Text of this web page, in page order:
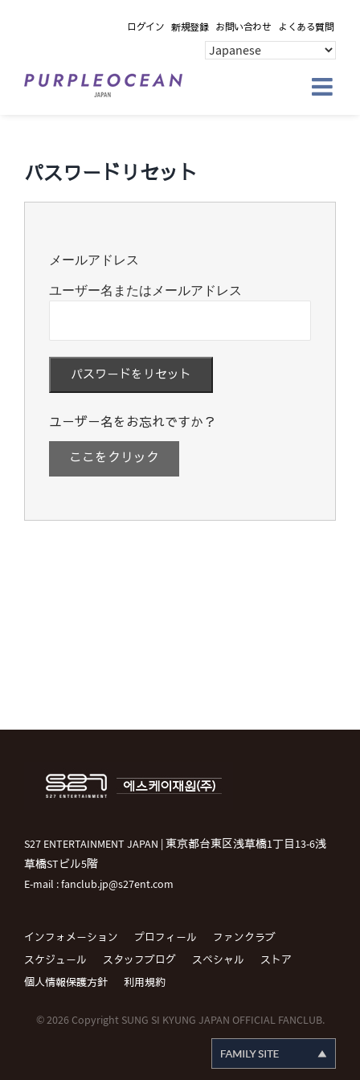
ログイン 新規登録 お問い合わせ よくある質問
パスワードリセット
メールアドレス
ユーザー名またはメールアドレス
ユーザー名をお忘れですか？
ここをクリック
S27 ENTERTAINMENT JAPAN | 東京都台東区浅草橋1丁目13-6浅
草橋STビル5階
E-mail : fanclub.jp@s27ent.com
インフォメーション プロフィール
ファンクラブ
スケジュール
スタッフブログ スペシャル
ストア
個人情報保護方針
利用規約
© 2026 Copyright SUNG SI KYUNG JAPAN OFFICIAL FANCLUB.